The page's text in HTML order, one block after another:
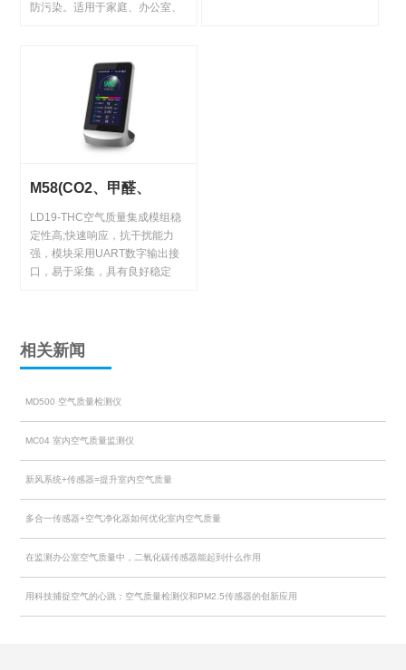
防污染。适用于家庭、办公室、
M58(CO2、甲醛、
TVOC、温湿度)检测仪
（ODMOEM业务）
LD19-THC空气质量集成模组稳
定性高;快速响应，抗干扰能力
强，模块采用UART数字输出接
口，易于采集，具有良好稳定
相关新闻
MD500 空气质量检测仪
MC04 室内空气质量监测仪
新风系统+传感器=提升室内空气质量
多合一传感器+空气净化器如何优化室内空气质量
在监测办公室空气质量中，二氧化碳传感器能起到什么作用
用科技捕捉空气的心跳：空气质量检测仪和PM2.5传感器的创新应用